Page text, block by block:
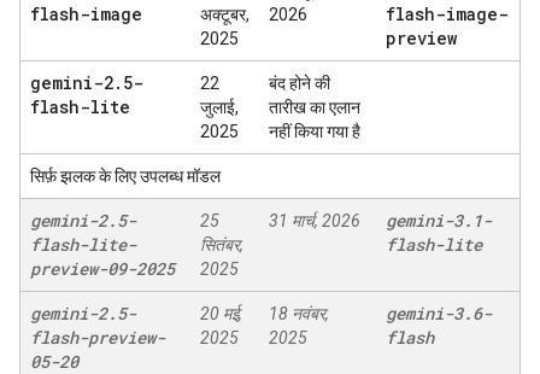
flash-image
अक्टूबर,
2025
2026
flash-image-
preview
gemini-2. 5-
flash-lite
22
जुलाई,
2025
बंद होने की
तारीख का एलान
नहीं किया गया है
सिर्फ़ झलक के लिए उपलब्ध मॉडल
gemini-2.5-
flash-lite-
preview-09-2025
25
सितंबर,
2025
31 मार्च, 2026 gemini-3. 1-
flash-lite
gemini-2.5-
flash-preview-
05-20
20 मई,
2025
18 नवंबर,
2025
gemini-3.6-
flash